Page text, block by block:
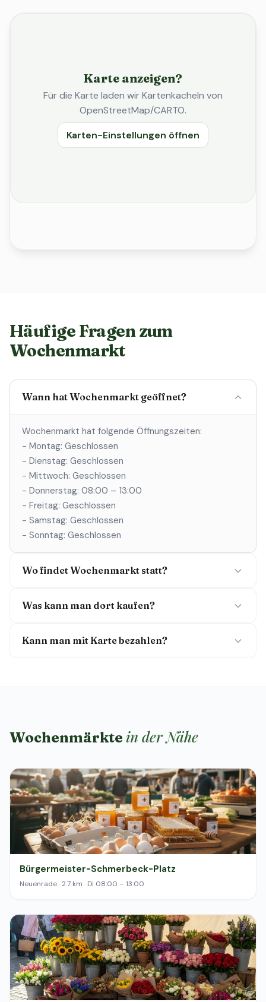
Karte anzeigen?
Für die Karte laden wir Kartenkacheln von
OpenStreetMap/CARTO.
Karten-Einstellungen öffnen
Häufige Fragen zum
Wochenmarkt
Wann hat Wochenmarkt geöffnet?
Wochenmarkt hat folgende Öffnungszeiten:
- Montag: Geschlossen
- Dienstag: Geschlossen
- Mittwoch: Geschlossen
- Donnerstag: 08:00 – 13:00
- Freitag: Geschlossen
- Samstag: Geschlossen
- Sonntag: Geschlossen
Wo findet Wochenmarkt statt?
Was kann man dort kaufen?
Kann man mit Karte bezahlen?
Wochenmärkte in der Nähe
Bürgermeister-Schmerbeck-Platz
Neuenrade · 2.7 km · Di 08:00 – 13:00